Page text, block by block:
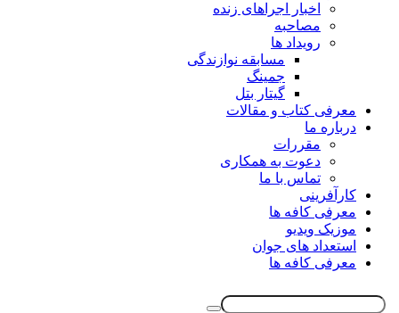
اخبار اجراهای زنده
مصاحبه
رویداد ها
مسابقه نوازندگی
جمینگ
گیتار بتل
معرفی کتاب و مقالات
درباره ما
مقررات
دعوت به همکاری
تماس با ما
کارآفرینی
معرفی کافه ها
موزیک ویدیو
استعداد های جوان
معرفی کافه ها